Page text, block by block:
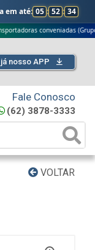
em até: 05 : 52 : 33
conveniadas (Grupo G5)
nosso APP
Fale Conosco
(62) 3878-3333
VOLTAR